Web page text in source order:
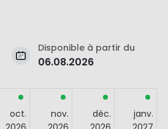
Disponible à partir du
06.08.2026
oct.
nov.
déc.
janv.